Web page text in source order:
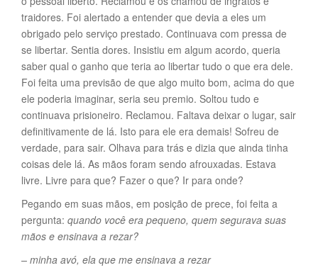
traidores. Foi alertado a entender que devia a eles um
obrigado pelo serviço prestado. Continuava com pressa de
se libertar. Sentia dores. Insistiu em algum acordo, queria
saber qual o ganho que teria ao libertar tudo o que era dele.
Foi feita uma previsão de que algo muito bom, acima do que
ele poderia imaginar, seria seu premio. Soltou tudo e
continuava prisioneiro. Reclamou. Faltava deixar o lugar, sair
definitivamente de lá. Isto para ele era demais! Sofreu de
verdade, para sair. Olhava para trás e dizia que ainda tinha
coisas dele lá. As mãos foram sendo afrouxadas. Estava
livre. Livre para que? Fazer o que? Ir para onde?
Pegando em suas mãos, em posição de prece, foi feita a
pergunta: quando você era pequeno, quem segurava suas
mãos e ensinava a rezar?
– minha avó, ela que me ensinava a rezar